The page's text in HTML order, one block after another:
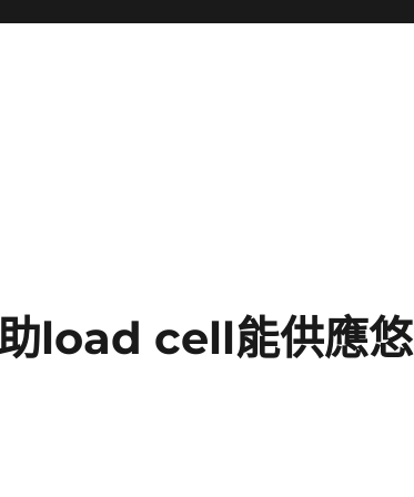
load cell能供應悠